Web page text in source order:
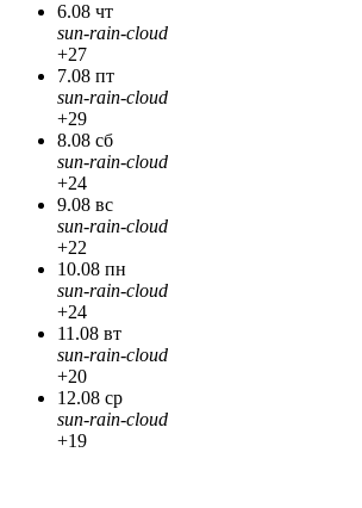
6.08 чт
sun-rain-cloud
+27
7.08 пт
sun-rain-cloud
+29
8.08 сб
sun-rain-cloud
+24
9.08 вс
sun-rain-cloud
+22
10.08 пн
sun-rain-cloud
+24
11.08 вт
sun-rain-cloud
+20
12.08 ср
sun-rain-cloud
+19